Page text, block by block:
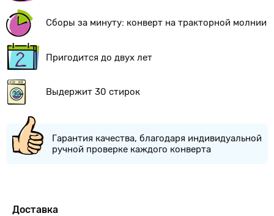
Сборы за минуту: конверт на тракторной молнии
Пригодится до двух лет
Выдержит 30 стирок
Гарантия качества, благодаря индивидуальной
ручной проверке каждого конверта
Доставка